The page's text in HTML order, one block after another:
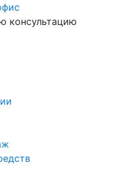
консультацию